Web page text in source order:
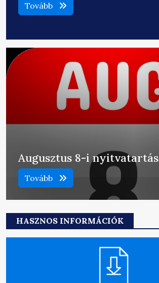
Tovább
Augusztus 8-i nyitvatartás
Tovább
HASZNOS INFORMÁCIÓK